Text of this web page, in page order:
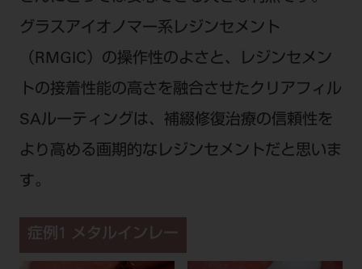
グラスアイオノマー系レジンセメント
（RMGIC）の操作性のよさと、レジンセメン
トの接着性能の高さを融合させたクリアフィル
SAルーティングは、補綴修復治療の信頼性を
より高める画期的なレジンセメントだと思いま
す。
症例1 メタルインレー